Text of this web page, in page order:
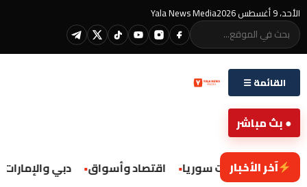
الأحد، 9 أغسطس 2026 Yala News Media
القائمة ☰
● بث مباشر
آخر الأخبار
محليات سوريا اقتصاد وأسواق دبي والإمارات